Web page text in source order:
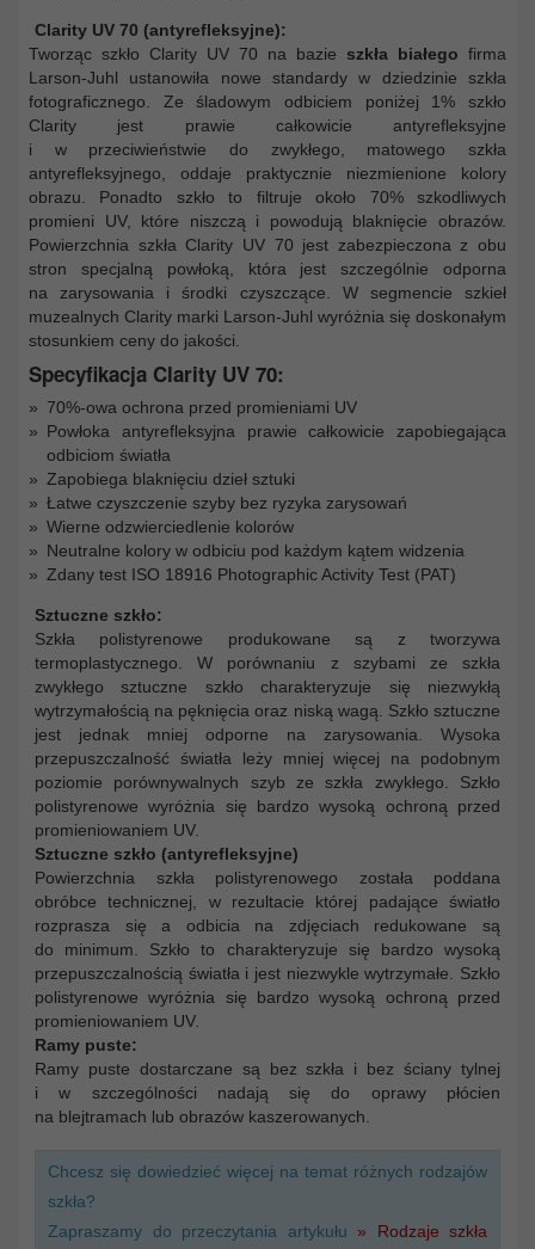
Clarity UV 70 (antyrefleksyjne):
Tworząc szkło Clarity UV 70 na bazie szkła białego firma
Larson-Juhl ustanowiła nowe standardy w dziedzinie szkła
fotograficznego. Ze śladowym odbiciem poniżej 1% szkło
Clarity jest prawie całkowicie antyrefleksyjne
i w przeciwieństwie do zwykłego, matowego szkła
antyrefleksyjnego, oddaje praktycznie niezmienione kolory
obrazu. Ponadto szkło to filtruje około 70% szkodliwych
promieni UV, które niszczą i powodują blaknięcie obrazów.
Powierzchnia szkła Clarity UV 70 jest zabezpieczona z obu
stron specjalną powłoką, która jest szczególnie odporna
na zarysowania i środki czyszczące. W segmencie szkieł
muzealnych Clarity marki Larson-Juhl wyróżnia się doskonałym
stosunkiem ceny do jakości.
Specyfikacja Clarity UV 70:
70%-owa ochrona przed promieniami UV
Powłoka antyrefleksyjna prawie całkowicie zapobiegająca
odbiciom światła
Zapobiega blaknięciu dzieł sztuki
Łatwe czyszczenie szyby bez ryzyka zarysowań
Wierne odzwierciedlenie kolorów
Neutralne kolory w odbiciu pod każdym kątem widzenia
Zdany test ISO 18916 Photographic Activity Test (PAT)
Sztuczne szkło:
Szkła polistyrenowe produkowane są z tworzywa
termoplastycznego. W porównaniu z szybami ze szkła
zwykłego sztuczne szkło charakteryzuje się niezwykłą
wytrzymałością na pęknięcia oraz niską wagą. Szkło sztuczne
jest jednak mniej odporne na zarysowania. Wysoka
przepuszczalność światła leży mniej więcej na podobnym
poziomie porównywalnych szyb ze szkła zwykłego. Szkło
polistyrenowe wyróżnia się bardzo wysoką ochroną przed
promieniowaniem UV.
Sztuczne szkło (antyrefleksyjne)
Powierzchnia szkła polistyrenowego została poddana
obróbce technicznej, w rezultacie której padające światło
rozprasza się a odbicia na zdjęciach redukowane są
do minimum. Szkło to charakteryzuje się bardzo wysoką
przepuszczalnością światła i jest niezwykle wytrzymałe. Szkło
polistyrenowe wyróżnia się bardzo wysoką ochroną przed
promieniowaniem UV.
Ramy puste:
Ramy puste dostarczane są bez szkła i bez ściany tylnej
i w szczególności nadają się do oprawy płócien
na blejtramach lub obrazów kaszerowanych.
Chcesz się dowiedzieć więcej na temat różnych rodzajów
szkła?
Zapraszamy do przeczytania artykułu » Rodzaje szkła